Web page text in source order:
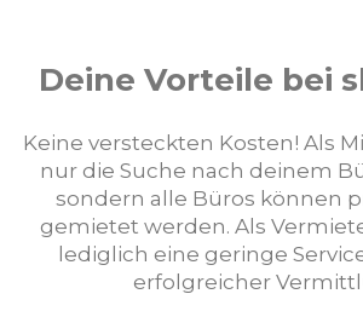
Deine Vorteile bei
Keine versteckten Kosten! Als
nur die Suche nach deinem
sondern alle Büros können
gemietet werden. Als
lediglich eine geringe
erfolgreicher